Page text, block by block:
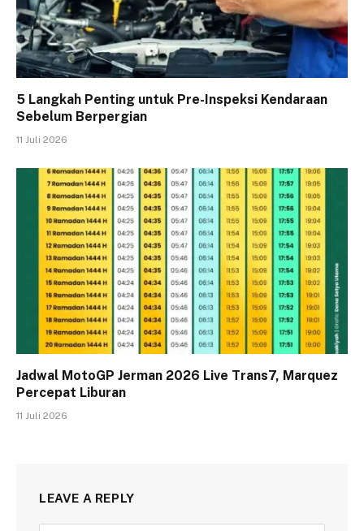
5 Langkah Penting untuk Pre-Inspeksi Kendaraan
Sebelum Berpergian
11 Juli 2026
Jadwal MotoGP Jerman 2026 Live Trans7, Marquez
Percepat Liburan
11 Juli 2026
LEAVE A REPLY